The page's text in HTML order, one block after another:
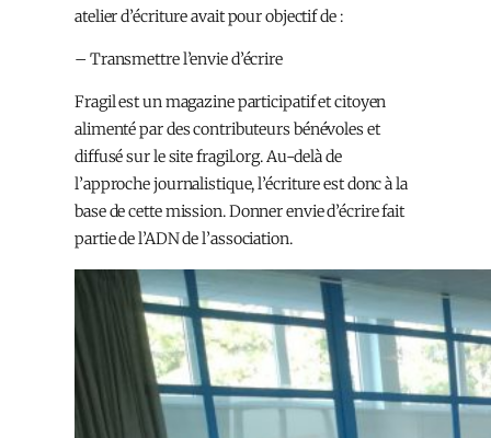
atelier d’écriture avait pour objectif de :
– Transmettre l’envie d’écrire
Fragil est un magazine participatif et citoyen
alimenté par des contributeurs bénévoles et
diffusé sur le site fragil.org. Au-delà de
l’approche journalistique, l’écriture est donc à la
base de cette mission. Donner envie d’écrire fait
partie de l’ADN de l’association.